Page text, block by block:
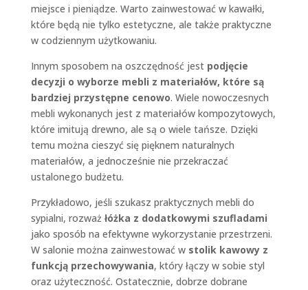
miejsce i pieniądze. Warto zainwestować w kawałki,
które będą nie tylko estetyczne, ale także praktyczne
w codziennym użytkowaniu.
Innym sposobem na oszczędność jest podjęcie
decyzji o wyborze mebli z materiałów, które są
bardziej przystępne cenowo. Wiele nowoczesnych
mebli wykonanych jest z materiałów kompozytowych,
które imitują drewno, ale są o wiele tańsze. Dzięki
temu można cieszyć się pięknem naturalnych
materiałów, a jednocześnie nie przekraczać
ustalonego budżetu.
Przykładowo, jeśli szukasz praktycznych mebli do
sypialni, rozważ łóżka z dodatkowymi szufladami
jako sposób na efektywne wykorzystanie przestrzeni.
W salonie można zainwestować w stolik kawowy z
funkcją przechowywania, który łączy w sobie styl
oraz użyteczność. Ostatecznie, dobrze dobrane